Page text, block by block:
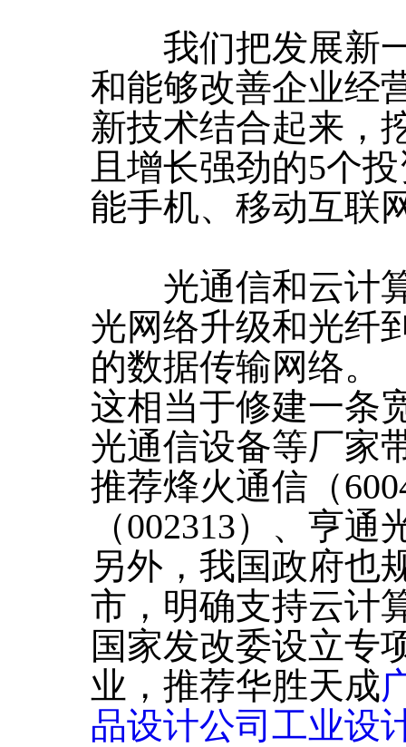
我们把发展新一
和能够改善企业经
新技术结合起来，
且增长强劲的5个
能手机、移动互联
光通信和云计
光网络升级和光纤
的数据传输网络。
这相当于修建一条
光通信设备等厂家
推荐烽火通信（
（002313）、亨通
另外，我国政府也
市，明确支持云计
国家发改委设立专
业，推荐华胜天成
品设计公司工业设